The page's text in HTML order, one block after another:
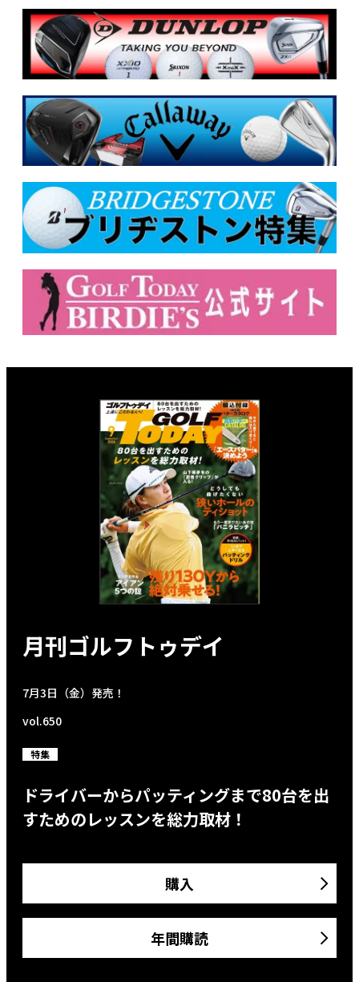
月刊ゴルフトゥデイ
7月3日（金）発売！
vol.650
特集
ドライバーからパッティングまで80台を出
すためのレッスンを総力取材！
購入
年間購読